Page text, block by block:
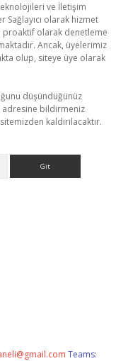
ve İletişim
Sağlayıcı olarak hizmet
proaktif olarak denetleme
Ancak, üyelerimiz
olup, siteye üye olarak
düşündüğünüz
adresine bildirmeniz
kaldırılacaktır.
Teams: